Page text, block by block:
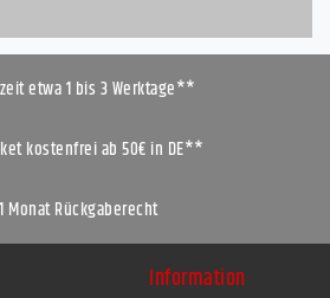
etwa 1 bis 3 Werktage**
kostenfrei ab 50€ in DE**
1 Monat Rückgaberecht
Information